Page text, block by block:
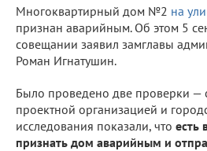
Многоквартирный дом №2 на
признан аварийным. Об этом 5
совещании заявил замглавы
Роман Игнатушин.
Было проведено две проверки —
проектной организацией и
исследования показали, что есть
признать дом аварийным и